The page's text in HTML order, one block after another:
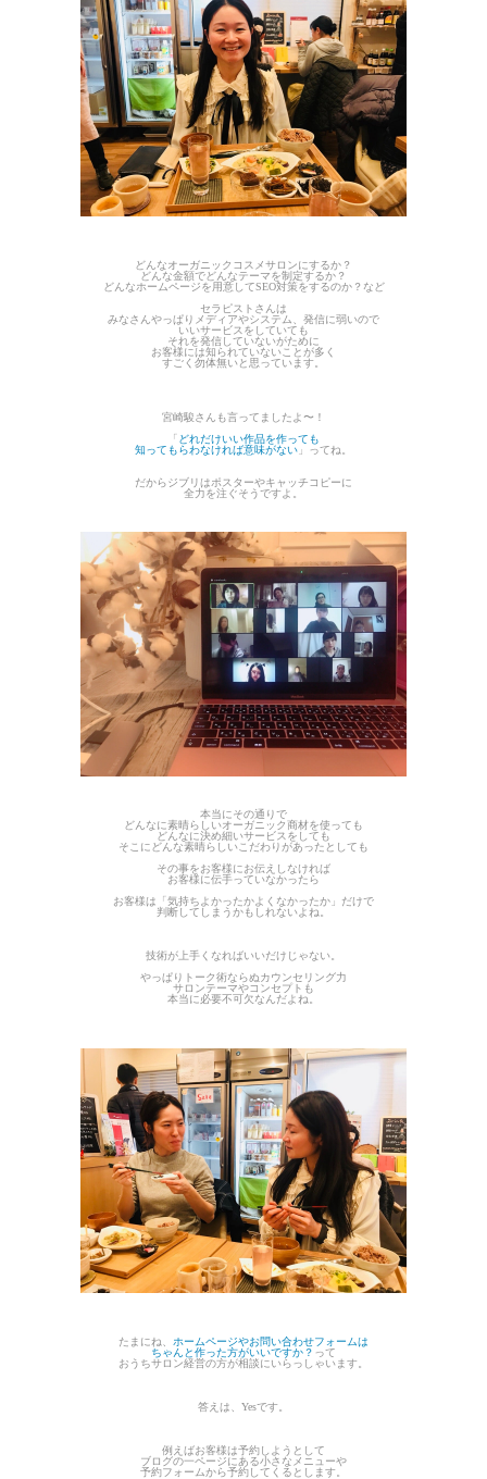
どんなオーガニックコスメサロンにするか？
どんな金額でどんなテーマを制定するか？
どんなホームページを用意してSEO対策をするのか？など
セラピストさんは
みなさんやっぱりメディアやシステム、発信に弱いので
いいサービスをしていても
それを発信していないがために
お客様には知られていないことが多く
すごく勿体無いと思っています。
宮崎駿さんも言ってましたよ〜！
「どれだけいい作品を作っても
知ってもらわなければ意味がない 」ってね。
だからジブリはポスターやキャッチコピーに
全力を注ぐそうですよ。
本当にその通りで
どんなに素晴らしいオーガニック商材を使っても
どんなに決め細いサービスをしても
そこにどんな素晴らしいこだわりがあったとしても
その事をお客様にお伝えしなければ
お客様に伝手っていなかったら
お客様は「気持ちよかったかよくなかったか」だけで
判断してしまうかもしれないよね。
技術が上手くなればいいだけじゃない。
やっぱりトーク術ならぬカウンセリング力
サロンテーマやコンセプトも
本当に必要不可欠なんだよね。
たまにね、 ホームページやお問い合わせフォームは
ちゃんと作った方がいいですか？ って
おうちサロン経営の方が相談にいらっしゃいます。
答えは、Yesです。
例えばお客様は予約しようとして
ブログの一ページにある小さなメニューや
予約フォームから予約してくるとします。